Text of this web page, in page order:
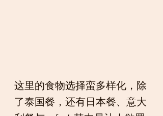
这里的食物选择蛮多样化，除
了泰国餐，还有日本餐、意大